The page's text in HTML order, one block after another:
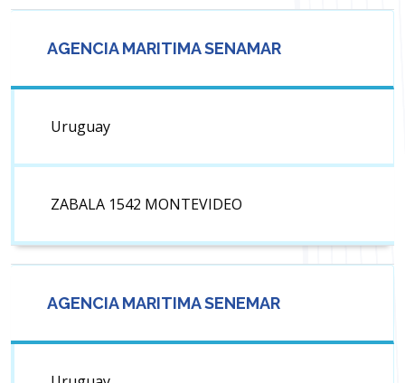
AGENCIA MARITIMA SENAMAR
Uruguay
ZABALA 1542 MONTEVIDEO
AGENCIA MARITIMA SENEMAR